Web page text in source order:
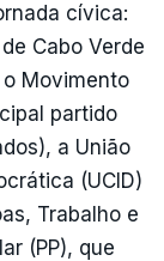
cívica:
Cabo Verde
Movimento
partido
a União
(UCID)
Trabalho e
(PP), que